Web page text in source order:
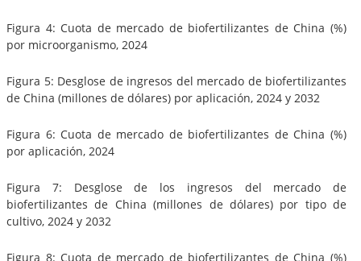
Figura 4: Cuota de mercado de biofertilizantes de China (%)
por microorganismo, 2024
Figura 5: Desglose de ingresos del mercado de biofertilizantes
de China (millones de dólares) por aplicación, 2024 y 2032
Figura 6: Cuota de mercado de biofertilizantes de China (%)
por aplicación, 2024
Figura 7: Desglose de los ingresos del mercado de
biofertilizantes de China (millones de dólares) por tipo de
cultivo, 2024 y 2032
Figura 8: Cuota de mercado de biofertilizantes de China (%)